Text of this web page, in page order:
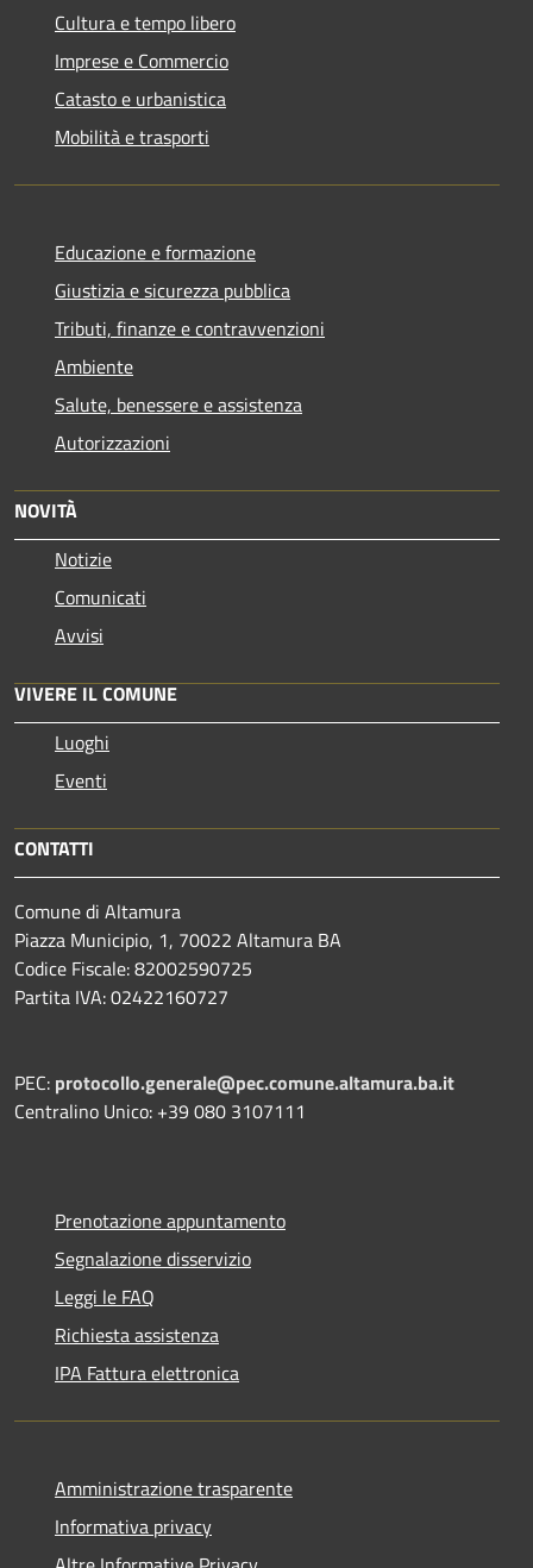
Cultura e tempo libero
Imprese e Commercio
Catasto e urbanistica
Mobilità e trasporti
Educazione e formazione
Giustizia e sicurezza pubblica
Tributi, finanze e contravvenzioni
Ambiente
Salute, benessere e assistenza
Autorizzazioni
NOVITÀ
Notizie
Comunicati
Avvisi
VIVERE IL COMUNE
Luoghi
Eventi
CONTATTI
Comune di Altamura
Piazza Municipio, 1, 70022 Altamura BA
Codice Fiscale: 82002590725
Partita IVA: 02422160727
PEC: protocollo.generale@pec.comune.altamura.ba.it
Centralino Unico: +39 080 3107111
Prenotazione appuntamento
Segnalazione disservizio
Leggi le FAQ
Richiesta assistenza
IPA Fattura elettronica
Amministrazione trasparente
Informativa privacy